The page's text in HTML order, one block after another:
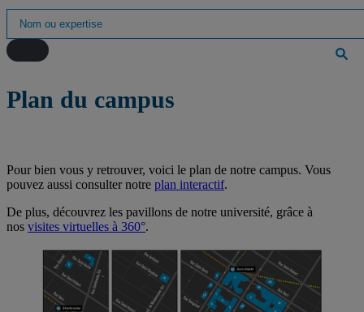
Plan du campus
Pour bien vous y retrouver, voici le plan de notre campus. Vous
pouvez aussi consulter notre plan interactif.
De plus, découvrez les pavillons de notre université, grâce à
nos visites virtuelles à 360°.